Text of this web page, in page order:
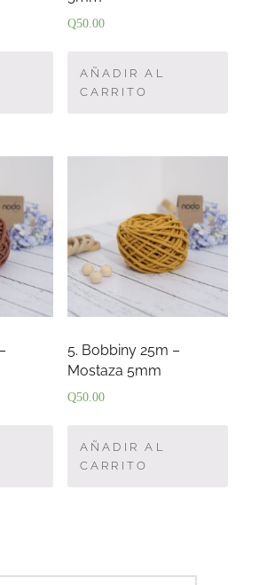
Q50.00
AÑADIR AL
CARRITO
5. Bobbiny 25m –
Mostaza 5mm
Q50.00
AÑADIR AL
CARRITO